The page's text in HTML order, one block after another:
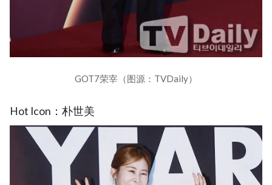
GOT7荣宰（图源：TVDaily）
Hot Icon：朴世美